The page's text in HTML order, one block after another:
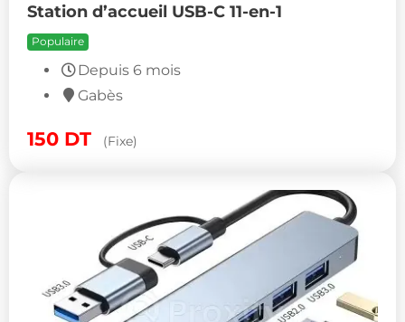
Station d’accueil USB-C 11-en-1
Populaire
Depuis 6 mois
Gabès
150 DT (Fixe)